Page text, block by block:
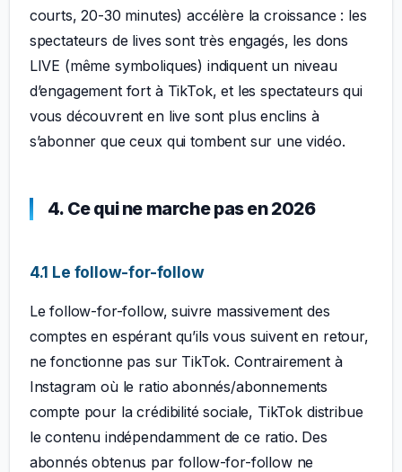
courts, 20-30 minutes) accélère la croissance : les
spectateurs de lives sont très engagés, les dons
LIVE (même symboliques) indiquent un niveau
d’engagement fort à TikTok, et les spectateurs qui
vous découvrent en live sont plus enclins à
s’abonner que ceux qui tombent sur une vidéo.
4. Ce qui ne marche pas en 2026
4.1 Le follow-for-follow
Le follow-for-follow, suivre massivement des
comptes en espérant qu’ils vous suivent en retour,
ne fonctionne pas sur TikTok. Contrairement à
Instagram où le ratio abonnés/abonnements
compte pour la crédibilité sociale, TikTok distribue
le contenu indépendamment de ce ratio. Des
abonnés obtenus par follow-for-follow ne